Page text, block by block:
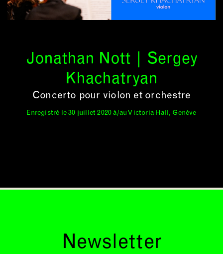
Jonathan Nott | Sergey
Khachatryan
Concerto pour violon et orchestre
Enregistré le 30 juillet 2020 à/au Victoria Hall, Genève
Newsletter